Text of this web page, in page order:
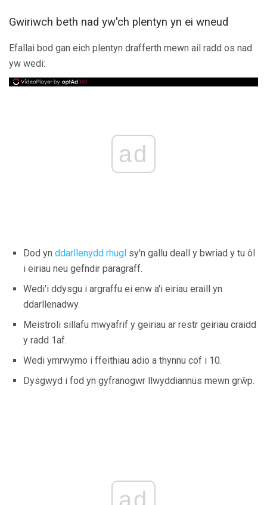
Gwiriwch beth nad yw'ch plentyn yn ei wneud
Efallai bod gan eich plentyn drafferth mewn ail radd os nad
yw wedi:
ad
Dod yn ddarllenydd rhugl sy'n gallu deall y bwriad y tu ôl
i eiriau neu gefndir paragraff.
Wedi'i ddysgu i argraffu ei enw a'i eiriau eraill yn
ddarllenadwy.
Meistroli sillafu mwyafrif y geiriau ar restr geiriau craidd
y radd 1af.
Wedi ymrwymo i ffeithiau adio a thynnu cof i 10.
Dysgwyd i fod yn gyfranogwr llwyddiannus mewn grŵp.
ad